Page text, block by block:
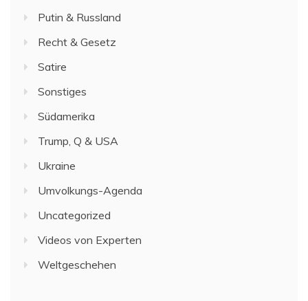
Putin & Russland
Recht & Gesetz
Satire
Sonstiges
Südamerika
Trump, Q & USA
Ukraine
Umvolkungs-Agenda
Uncategorized
Videos von Experten
Weltgeschehen